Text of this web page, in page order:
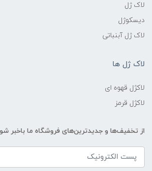
لاک ژل
دیسکوژل
لاک ژل آبنباتی
لاک ژل ها
لاکژل قهوه ای
لاکژل قرمز
از تخفیف‌ها و جدیدترین‌های فروشگاه ما باخبر